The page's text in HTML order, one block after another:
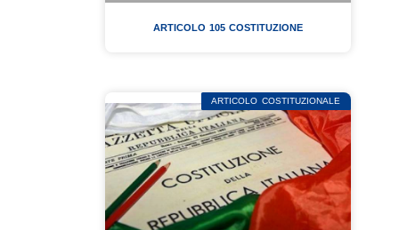
ARTICOLO 105 COSTITUZIONE
ARTICOLO COSTITUZIONALE